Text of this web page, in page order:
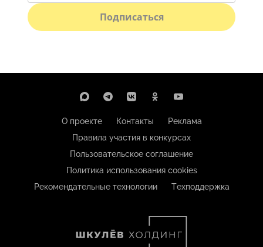
Подписаться
О проекте Контакты
Реклама
Правила участия в конкурсах
Пользовательское соглашение
Политика использования cookies
Рекомендательные технологии
Техподдержка